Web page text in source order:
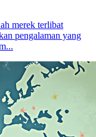
merek terlibat
pengalaman yang